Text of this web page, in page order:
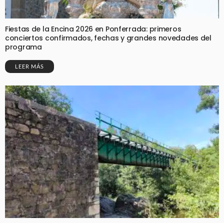
Fiestas de la Encina 2026 en Ponferrada: primeros
conciertos confirmados, fechas y grandes novedades del
programa
LEER MÁS